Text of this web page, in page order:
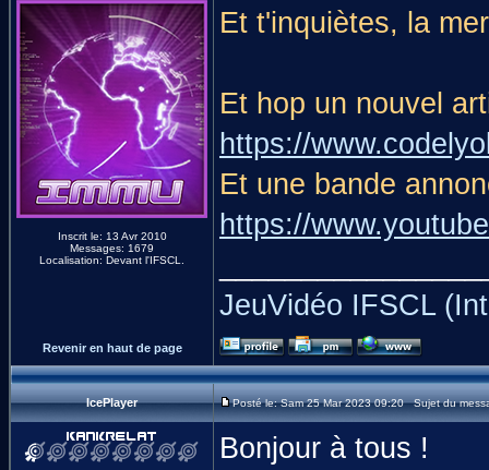
Inscrit le: 13 Avr 2010
Messages: 1679
Localisation: Devant l'IFSCL.
Et t'inquiètes, la
Et hop un nouvel
https://
Et une bande
https://
JeuVidéo IFSCL
Revenir en haut de page
IcePlayer Posté le: Sam 25 Mar 2023 09:20 Sujet du
Bonjour à tous !